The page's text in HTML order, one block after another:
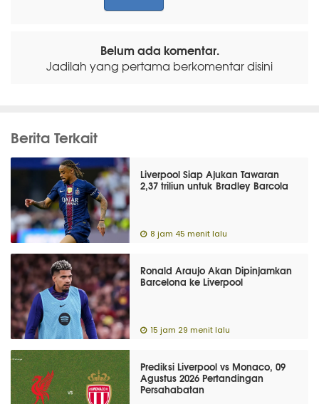
Belum ada komentar.
Jadilah yang pertama berkomentar disini
Berita Terkait
Liverpool Siap Ajukan Tawaran
2,37 triliun untuk Bradley Barcola
8 jam 45 menit lalu
Ronald Araujo Akan Dipinjamkan
Barcelona ke Liverpool
15 jam 29 menit lalu
Prediksi Liverpool vs Monaco, 09
Agustus 2026 Pertandingan
Persahabatan